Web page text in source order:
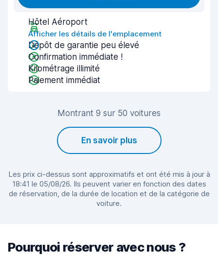
Hôtel Aéroport
Afficher les détails de l'emplacement
Dépôt de garantie peu élevé
Confirmation immédiate !
Kilométrage illimité
Paiement immédiat
Montrant 9 sur 50 voitures
En savoir plus
Les prix ci-dessus sont approximatifs et ont été mis à jour à
18:41 le 05/08/26. Ils peuvent varier en fonction des dates
de réservation, de la durée de location et de la catégorie de
voiture.
Pourquoi réserver avec nous ?